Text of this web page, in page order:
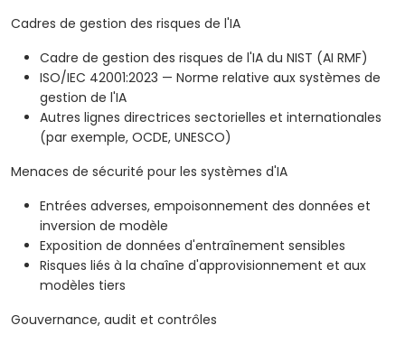
Cadres de gestion des risques de l'IA
Cadre de gestion des risques de l'IA du NIST (AI RMF)
ISO/IEC 42001:2023 — Norme relative aux systèmes de
gestion de l'IA
Autres lignes directrices sectorielles et internationales
(par exemple, OCDE, UNESCO)
Menaces de sécurité pour les systèmes d'IA
Entrées adverses, empoisonnement des données et
inversion de modèle
Exposition de données d'entraînement sensibles
Risques liés à la chaîne d'approvisionnement et aux
modèles tiers
Gouvernance, audit et contrôles